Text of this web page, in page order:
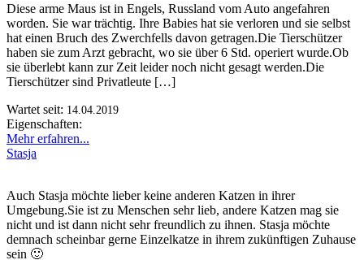
Diese arme Maus ist in Engels, Russland vom Auto angefahren
worden. Sie war trächtig. Ihre Babies hat sie verloren und sie selbst
hat einen Bruch des Zwerchfells davon getragen.Die Tierschützer
haben sie zum Arzt gebracht, wo sie über 6 Std. operiert wurde.Ob
sie überlebt kann zur Zeit leider noch nicht gesagt werden.Die
Tierschützer sind Privatleute […]
Wartet seit: 14.04.2019
Eigenschaften:
Mehr erfahren...
Stasja
Auch Stasja möchte lieber keine anderen Katzen in ihrer
Umgebung.Sie ist zu Menschen sehr lieb, andere Katzen mag sie
nicht und ist dann nicht sehr freundlich zu ihnen. Stasja möchte
demnach scheinbar gerne Einzelkatze in ihrem zukünftigen Zuhause
sein 🙂